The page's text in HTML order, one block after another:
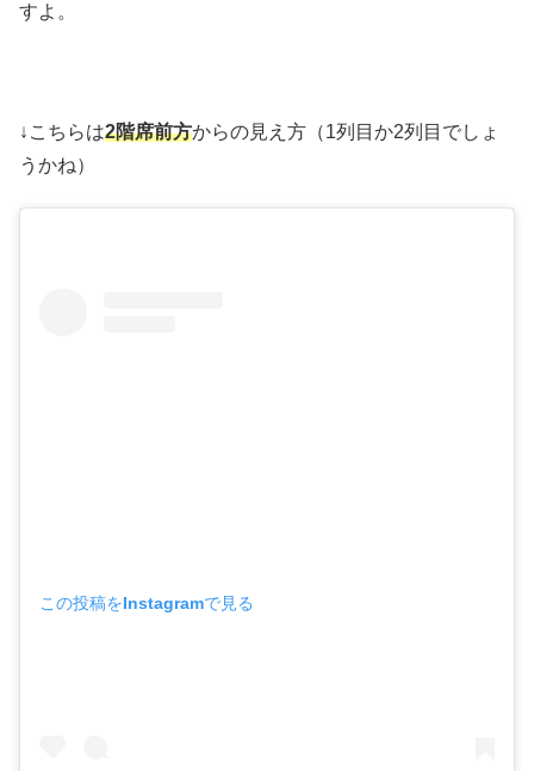
すよ。
↓こちらは2階席前方からの見え方（1列目か2列目でしょ
うかね）
この投稿をInstagramで見る